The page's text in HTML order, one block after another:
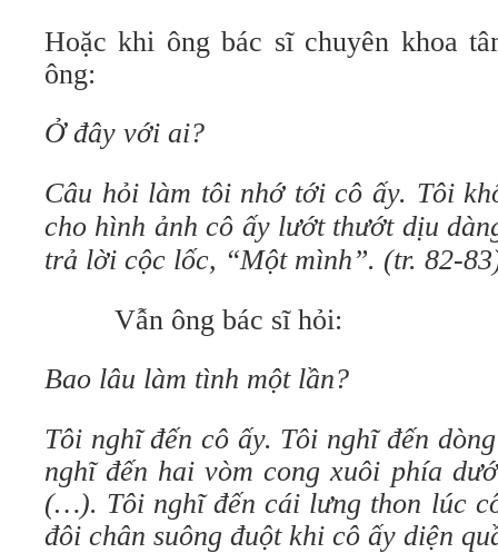
Hoặc khi ông bác sĩ chuyên khoa
ông:
Ở đây với ai?
Câu hỏi làm tôi nhớ tới cô ấy. Tôi
cho hình ảnh cô ấy lướt thướt dịu
trả lời cộc lốc, “Một mình”. (tr. 82-
Vẫn ông bác sĩ hỏi:
Bao lâu làm tình một lần?
Tôi nghĩ đến cô ấy. Tôi nghĩ đến
nghĩ đến hai vòm cong xuôi phía
(…). Tôi nghĩ đến cái lưng thon lúc
đôi chân suông đuột khi cô ấy diện